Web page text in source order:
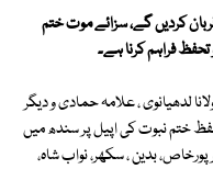
کردیں گے، سزائے موت ختم
فراہم کرنا ہے۔
لدھیانوی ، علامہ حمادی و دیگر
ختم نبوت کی اپیل پر سندھ میں
بدین ، سکھر، نواب شاہ،